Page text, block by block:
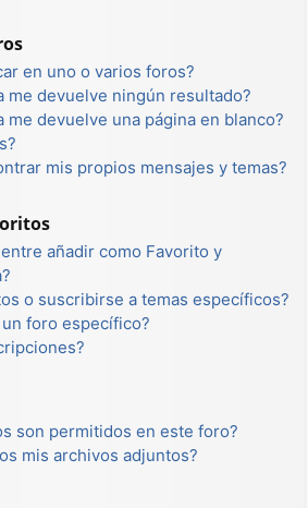
en uno o varios foros?
me devuelve ningún resultado?
me devuelve una página en blanco?
mis propios mensajes y temas?
añadir como Favorito y
o suscribirse a temas específicos?
foro específico?
son permitidos en este foro?
mis archivos adjuntos?